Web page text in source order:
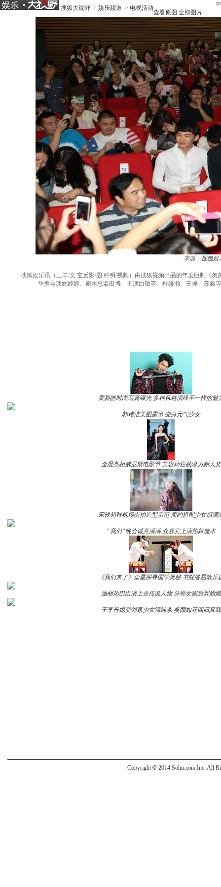
搜狐大视野 > 娱乐频道 > 电视活动
查看原图 全部图片
来源： 搜狐娱
搜狐娱乐讯（三羊/文 玄反影/图 科明/视频）由搜狐视频出品的年度巨制《匆
华携导演姚婷婷、剧本总监田博、主演白敬亭、杜维瀚、王峥、苏鑫
黄新皓时尚写真曝光 多种风格演绎不一样的魅
郭玮洁美图露出 变身元气少女
金晨亮相威尼斯电影节 笑容灿烂获潜力新人奖
宋轶初秋机场街拍造型示范 简约搭配少女感满
“我们”晚会诚意满满 众嘉宾上演热舞魔术
《我们来了》众星探寻国学奥秘 书院答题欢乐
迪丽热巴出演上古传说人物 分饰女娲后羿嫦娥
王李丹妮变邻家少女清纯杀 笑颜如花回归真我
Copyright © 2014 Sohu.com Inc. All